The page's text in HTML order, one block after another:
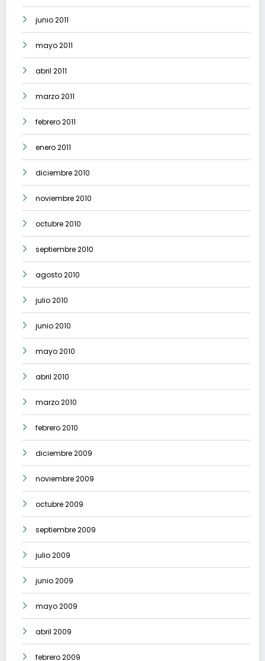
junio 2011
mayo 2011
abril 2011
marzo 2011
febrero 2011
enero 2011
diciembre 2010
noviembre 2010
octubre 2010
septiembre 2010
agosto 2010
julio 2010
junio 2010
mayo 2010
abril 2010
marzo 2010
febrero 2010
diciembre 2009
noviembre 2009
octubre 2009
septiembre 2009
julio 2009
junio 2009
mayo 2009
abril 2009
febrero 2009